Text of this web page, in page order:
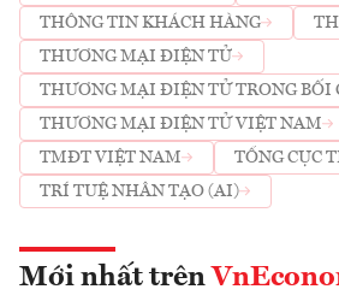
THÔNG TIN KHÁCH HÀNG
THƯƠNG MẠI ĐIỆN TỬ
THƯƠNG MẠI ĐIỆN TỬ TRONG BỐI
THƯỜNG MỚI
THƯƠNG MẠI ĐIỆN TỬ VIỆT NAM
TMĐT VIỆT NAM
TỔNG CỤC
TRÍ TUỆ NHÂN TẠO (AI)
Mới nhất trên